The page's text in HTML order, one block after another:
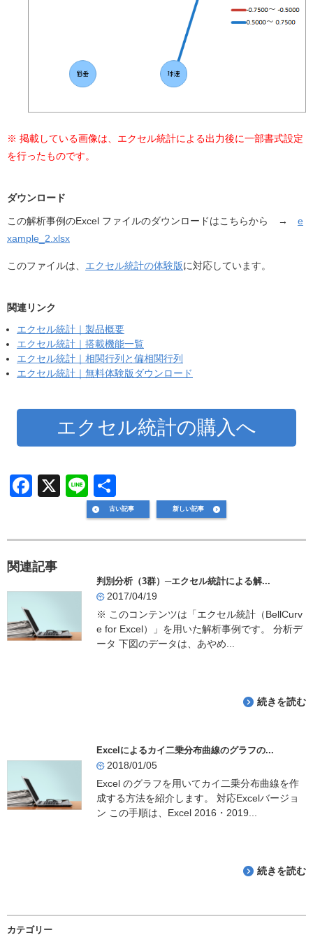
※ 掲載している画像は、エクセル統計による出力後に一部書式設定
を行ったものです。
ダウンロード
この解析事例のExcel ファイルのダウンロードはこちらから → e
xample_2.xlsx
このファイルは、 エクセル統計の体験版に対応しています。
関連リンク
エクセル統計｜製品概要
エクセル統計｜搭載機能一覧
エクセル統計｜相関行列と偏相関行列
エクセル統計｜無料体験版ダウンロード
エクセル統計の購入へ
F
b
o
o
k
X
Li
n
有
古い記事 新しい記事
関連記事
判別分析（3群）─エクセル統計による解...
2017/04/19
※ このコンテンツは「エクセル統計（BellCurv
e for Excel）」を用いた解析事例です。 分析デ
ータ 下図のデータは、あやめ...
続きを読む
Excelによるカイ二乗分布曲線のグラフの...
2018/01/05
Excel のグラフを用いてカイ二乗分布曲線を作
成する方法を紹介します。 対応Excelバージョ
ン この手順は、Excel 2016・2019...
続きを読む
カテゴリー